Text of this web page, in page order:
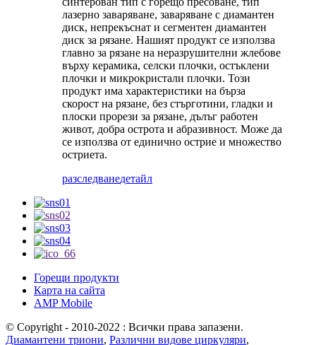
лазерно заваряване, заваряване с диамантен
диск, непрекъснат и сегментен диамантен
диск за рязане. Нашият продукт се използва
главно за рязане на неразрушителни жлебове
върху керамика, селски плочки, остъклени
плочки и микрокристали плочки. Този
продукт има характеристики на бърза
скорост на рязане, без стърготини, гладки и
плоски прорези за рязане, дълъг работен
живот, добра острота и абразивност. Може да
се използва от единично острие и множество
остриета.
разследванедетайл
Горещи продукти
Карта на сайта
AMP Mobile
© Copyright - 2010-2022 : Всички права запазени.
Диамантени триони, Различни видове циркуляри,